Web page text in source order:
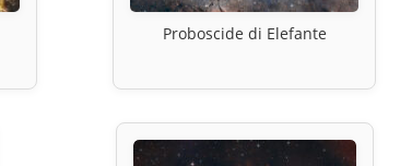
Proboscide di Elefante